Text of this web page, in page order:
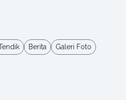
Berita
Galeri Foto